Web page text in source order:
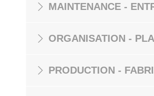
MAINTENANCE -
ORGANISATION -
PRODUCTION -